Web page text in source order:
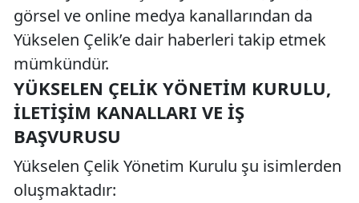
görsel ve online medya kanallarından da
Yükselen Çelik’e dair haberleri takip etmek
mümkündür.
YÜKSELEN ÇELIK YÖNETIM KURULU,
İLETIŞIM KANALLARI VE İŞ
BAŞVURUSU
Yükselen Çelik Yönetim Kurulu şu isimlerden
oluşmaktadır: